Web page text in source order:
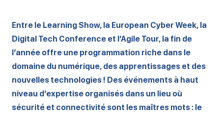
Entre le Learning Show, la European Cyber Week, la
Digital Tech Conference et l’Agile Tour, la fin de
l’année offre une programmation riche dans le
domaine du numérique, des apprentissages et des
nouvelles technologies ! Des événements à haut
niveau d’expertise organisés dans un lieu où
sécurité et connectivité sont les maîtres mots : le